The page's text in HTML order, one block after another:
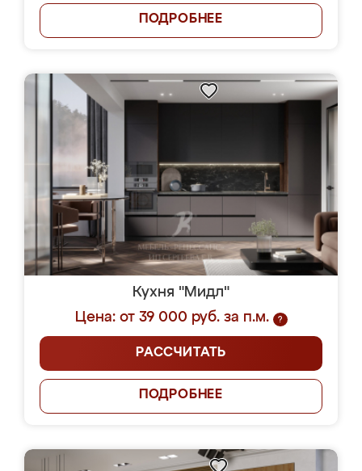
ПОДРОБНЕЕ
Кухня "Мидл"
Цена: от 39 000 руб. за п.м.
?
РАССЧИТАТЬ
ПОДРОБНЕЕ